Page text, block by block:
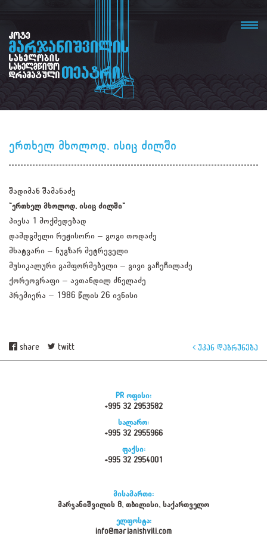
ერთხელ მხოლოდ, ისიც ძილში
შადიმან შამანაძე
"ერთხელ მხოლოდ, ისიც ძილში"
პიესა 1 მოქმედებად
დამდგმელი რეჟისორი – გოგი თოდაძე
მხატვარი – ნუგზარ მეტრეველი
მუსიკალური გამფორმებელი – გივი გაჩეჩილაძე
ქორეოგრაფი – ავთანდილ ძნელაძე
პრემიერა – 1986 წლის 26 ივნისი
share twitt უკან დაბრუნება
PR ოფისი:
+995 32 2953582
სალარო:
+995 32 2955966
ფაქსი:
+995 32 2954001
მისამართი:
მარჯანიშვილის 8, თბილისი, საქართველო
ელფოსტა:
info@marjanishvili.com